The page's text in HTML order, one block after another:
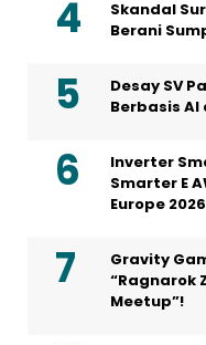
Skandal
Berani
Desay SV
Berbasis AI
Inverter
Smarter E
Europe 2026
Gravity
“Ragnarok
Meetup”!